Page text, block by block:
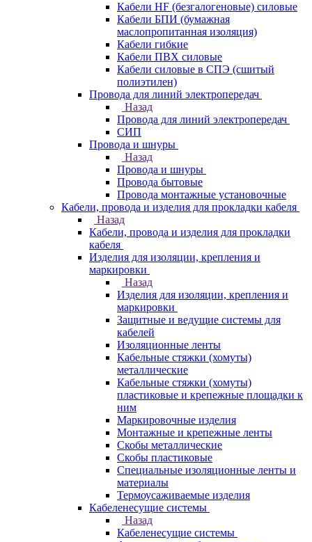
Кабели HF (безгалогеновые) силовые
Кабели БПИ (бумажная
маслопропитанная изоляция)
Кабели гибкие
Кабели ПВХ силовые
Кабели силовые в СПЭ (сшитый
полиэтилен)
Провода для линий электропередач
Назад
Провода для линий электропередач
СИП
Провода и шнуры
Назад
Провода и шнуры
Провода бытовые
Провода монтажные установочные
Кабели, провода и изделия для прокладки кабеля
Назад
Кабели, провода и изделия для прокладки
кабеля
Изделия для изоляции, крепления и
маркировки
Назад
Изделия для изоляции, крепления и
маркировки
Защитные и ведущие системы для
кабелей
Изоляционные ленты
Кабельные стяжки (хомуты)
металлические
Кабельные стяжки (хомуты)
пластиковые и крепежные площадки к
ним
Маркировочные изделия
Монтажные и крепежные ленты
Скобы металлические
Скобы пластиковые
Специальные изоляционные ленты и
материалы
Термоусаживаемые изделия
Кабеленесущие системы
Назад
Кабеленесущие системы